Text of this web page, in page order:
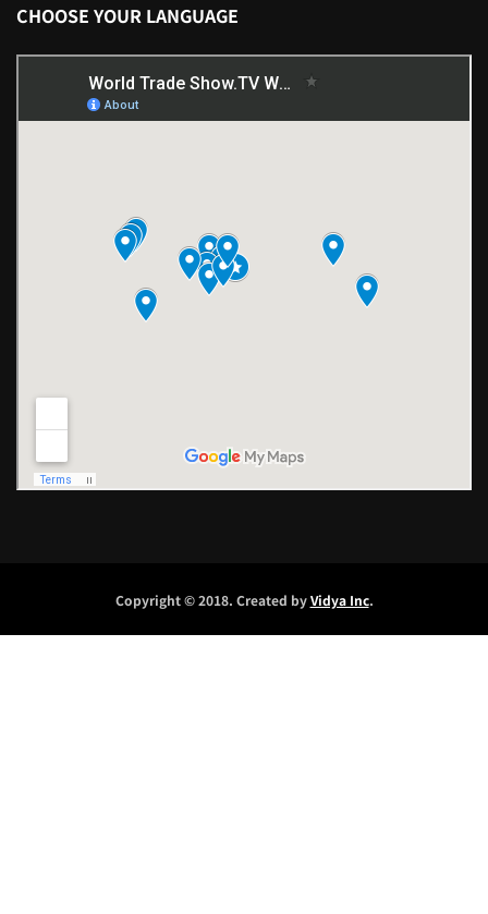
CHOOSE YOUR LANGUAGE
Copyright © 2018. Created byVidya Inc.